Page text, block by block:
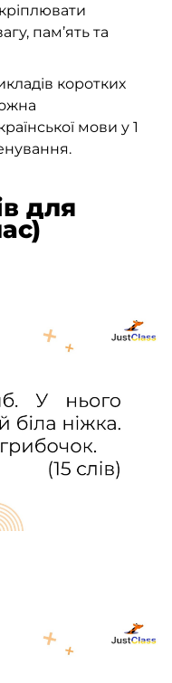
пам’ять та
коротких
мови у 1
для